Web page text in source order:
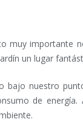
muy importante
un lugar
bajo nuestro
de